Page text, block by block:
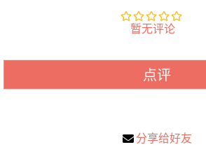
暂无评论
点评
分享给好友